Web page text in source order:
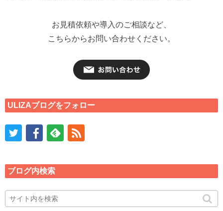
お見積依頼や導入のご相談など、
こちらからお問い合わせください。
ULIZAブログをフォロー
ブログ内検索